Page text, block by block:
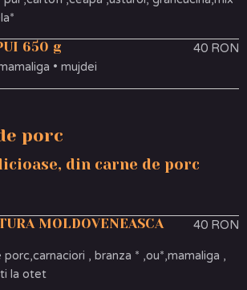
650 g
40 RON
• mujdei
porc
din carne de porc
MOLDOVENEASCA
40 RON
, branza * ,ou*,mamaliga ,
la otet